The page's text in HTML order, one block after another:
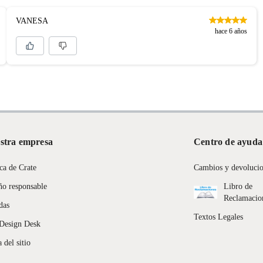
VANESA
hace 6 años
empresa
de Crate
responsable
Desk
del sitio
Centro de ayuda
Cambios y
Libro de
Textos Legales